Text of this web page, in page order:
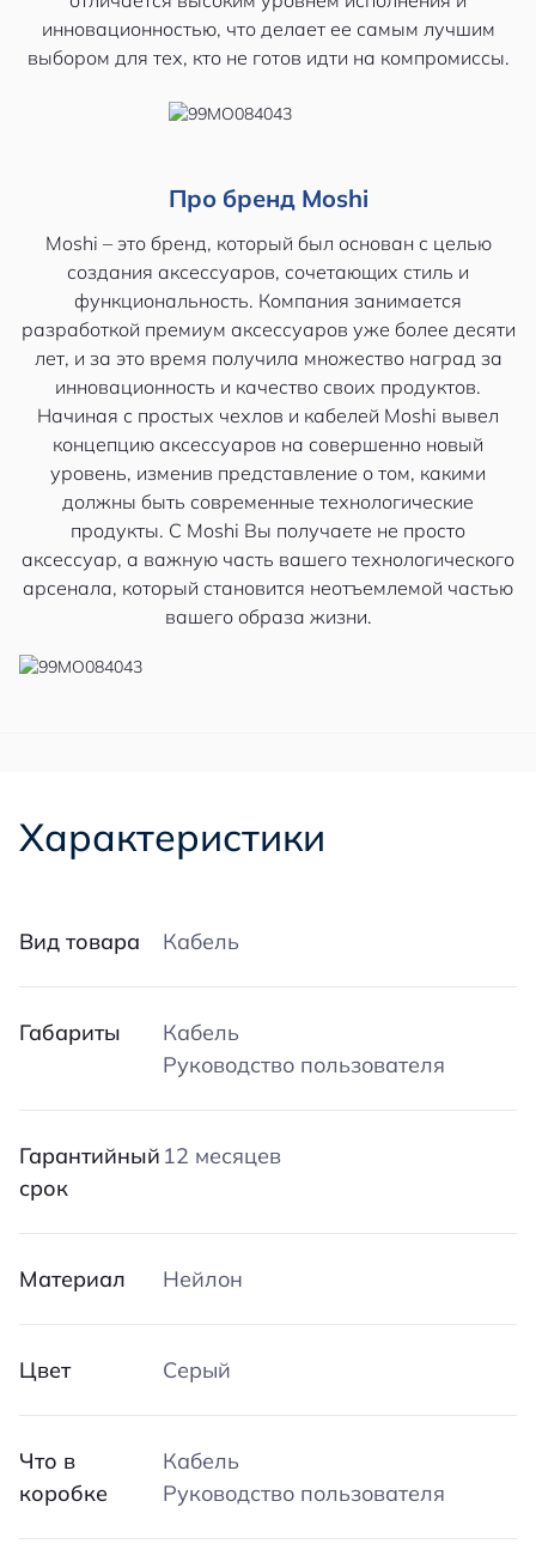
инновационностью, что делает ее самым лучшим
выбором для тех, кто не готов идти на компромиссы.
Про бренд Moshi
Moshi – это бренд, который был основан с целью
создания аксессуаров, сочетающих стиль и
функциональность. Компания занимается
разработкой премиум аксессуаров уже более десяти
лет, и за это время получила множество наград за
инновационность и качество своих продуктов.
Начиная с простых чехлов и кабелей Moshi вывел
концепцию аксессуаров на совершенно новый
уровень, изменив представление о том, какими
должны быть современные технологические
продукты. С Moshi Вы получаете не просто
аксессуар, а важную часть вашего технологического
арсенала, который становится неотъемлемой частью
вашего образа жизни.
Характеристики
Вид товара Кабель
Габариты
Кабель
Руководство пользователя
Гарантийный
срок
12 месяцев
Материал Нейлон
Цвет Серый
Что в
коробке
Кабель
Руководство пользователя